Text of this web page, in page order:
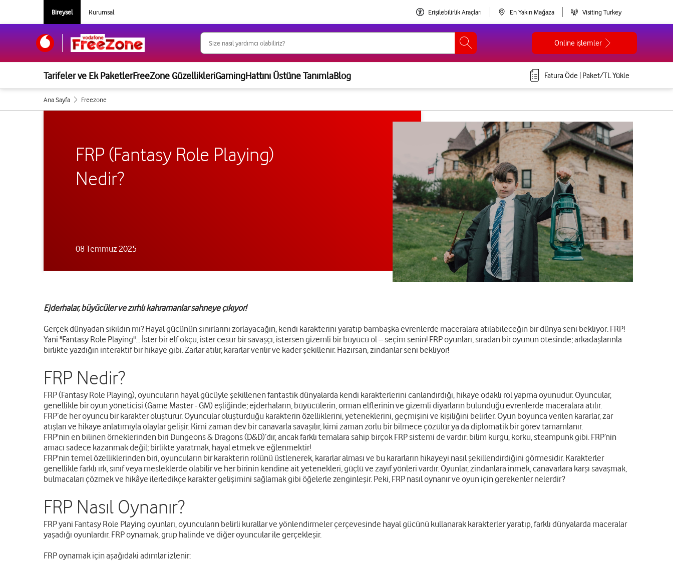
Bireysel Kurumsal Erişilebilirlik Araçları En Yakın Mağaza Visiting Turkey
Online işlemler
Tarifeler ve Ek PaketlerFreeZone GüzellikleriGamingHattını Üstüne TanımlaBlog Fatura Öde | Paket/TL Yükle
Ana Sayfa Freezone
FRP (Fantasy Role Playing)
Nedir?
08 Temmuz 2025
Ejderhalar, büyücüler ve zırhlı kahramanlar sahneye çıkıyor!
Gerçek dünyadan sıkıldın mı? Hayal gücünün sınırlarını zorlayacağın, kendi karakterini yaratıp bambaşka evrenlerde maceralara atılabileceğin bir dünya seni bekliyor: FRP!
Yani "Fantasy Role Playing"... İster bir elf okçu, ister cesur bir savaşçı, istersen gizemli bir büyücü ol – seçim senin! FRP oyunları, sıradan bir oyunun ötesinde; arkadaşlarınla
birlikte yazdığın interaktif bir hikaye gibi. Zarlar atılır, kararlar verilir ve kader şekillenir. Hazırsan, zindanlar seni bekliyor!
FRP Nedir?
FRP (Fantasy Role Playing), oyuncuların hayal gücüyle şekillenen fantastik dünyalarda kendi karakterlerini canlandırdığı, hikaye odaklı rol yapma oyunudur. Oyuncular,
genellikle bir oyun yöneticisi (Game Master - GM) eşliğinde; ejderhaların, büyücülerin, orman elflerinin ve gizemli diyarların bulunduğu evrenlerde maceralara atılır.
FRP’de her oyuncu bir karakter oluşturur. Oyuncular oluşturduğu karakterin özelliklerini, yeteneklerini, geçmişini ve kişiliğini belirler. Oyun boyunca verilen kararlar, zar
atışları ve hikaye anlatımıyla olaylar gelişir. Kimi zaman dev bir canavarla savaşılır, kimi zaman zorlu bir bilmece çözülür ya da diplomatik bir görev tamamlanır.
FRP'nin en bilinen örneklerinden biri Dungeons & Dragons (D&D)’dır, ancak farklı temalara sahip birçok FRP sistemi de vardır: bilim kurgu, korku, steampunk gibi. FRP’nin
amacı sadece kazanmak değil; birlikte yaratmak, hayal etmek ve eğlenmektir!
FRP'nin temel özelliklerinden biri, oyuncuların bir karakterin rolünü üstlenerek, kararlar alması ve bu kararların hikayeyi nasıl şekillendirdiğini görmesidir. Karakterler
genellikle farklı ırk, sınıf veya mesleklerde olabilir ve her birinin kendine ait yetenekleri, güçlü ve zayıf yönleri vardır. Oyunlar, zindanlara inmek, canavarlara karşı savaşmak,
bulmacaları çözmek ve hikâye ilerledikçe karakter gelişimini sağlamak gibi öğelerle zenginleşir. Peki, FRP nasıl oynanır ve oyun için gerekenler nelerdir?
FRP Nasıl Oynanır?
FRP yani Fantasy Role Playing oyunları, oyuncuların belirli kurallar ve yönlendirmeler çerçevesinde hayal gücünü kullanarak karakterler yaratıp, farklı dünyalarda maceralar
yaşadığı oyunlardır. FRP oynamak, grup halinde ve diğer oyuncular ile gerçekleşir.
FRP oynamak için aşağıdaki adımlar izlenir: